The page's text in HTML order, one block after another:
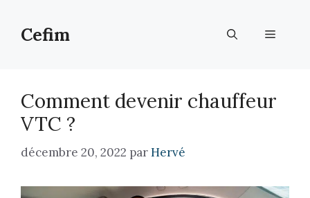
contenu
Cefim Menu
Comment devenir chauffeur
VTC ?
décembre 20, 2022 parHervé